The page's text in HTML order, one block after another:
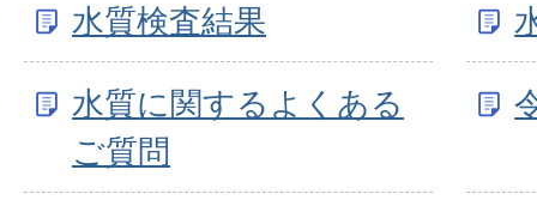
水質検査結果
水質に関するよくある
ご質問